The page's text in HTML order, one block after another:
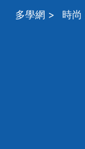
多學網 > 時尚